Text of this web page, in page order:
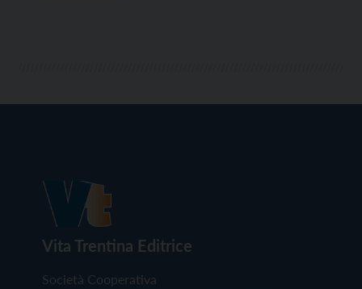
Vita Trentina Editrice
Società Cooperativa